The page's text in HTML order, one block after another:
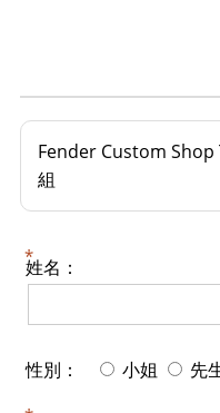
Fender Custom
組
姓名：
性別： 小姐 先